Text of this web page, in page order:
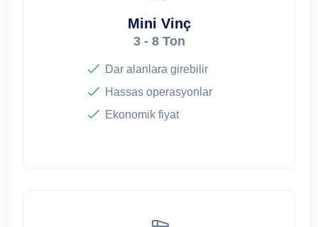
Mini Vinç
3 - 8 Ton
Dar alanlara girebilir
Hassas operasyonlar
Ekonomik fiyat